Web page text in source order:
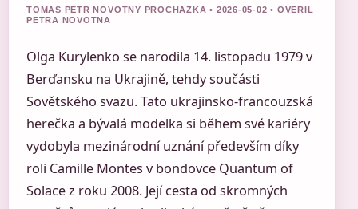
TOMAS PETR NOVOTNY PROCHAZKA • 2026-05-02 • OVERIL
PETRA NOVOTNA
Olga Kurylenko se narodila 14. listopadu 1979 v
Berďansku na Ukrajině, tehdy součásti
Sovětského svazu. Tato ukrajinsko-francouzská
herečka a bývalá modelka si během své kariéry
vydobyla mezinárodní uznání především díky
roli Camille Montes v bondovce Quantum of
Solace z roku 2008. Její cesta od skromných